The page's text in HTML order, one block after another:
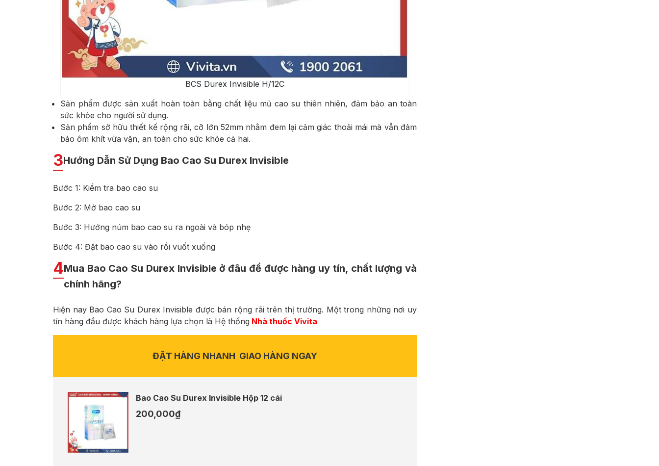
BCS Durex Invisible H/12C
Sản phẩm được sản xuất hoàn toàn bằng chất liệu mủ cao su thiên nhiên, đảm bảo an toàn
sức khỏe cho người sử dụng.
Sản phẩm sở hữu thiết kế rộng rãi, cỡ lớn 52mm nhằm đem lại cảm giác thoải mái mà vẫn đảm
bảo ôm khít vừa vặn, an toàn cho sức khỏe cả hai.
3Hướng Dẫn Sử Dụng Bao Cao Su Durex Invisible
Bước 1: Kiểm tra bao cao su
Bước 2: Mở bao cao su
Bước 3: Hướng núm bao cao su ra ngoài và bóp nhẹ
Bước 4: Đặt bao cao su vào rồi vuốt xuống
4Mua Bao Cao Su Durex Invisible ở đâu để được hàng uy tín, chất lượng và
chính hãng?
Hiện nay Bao Cao Su Durex Invisible được bán rộng rãi trên thị trường. Một trong những nơi uy
tín hàng đầu được khách hàng lựa chọn là Hệ thống Nhà thuốc Vivita
ĐẶT HÀNG NHANH GIAO HÀNG NGAY
Bao Cao Su Durex Invisible Hộp 12 cái
200,000₫